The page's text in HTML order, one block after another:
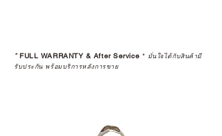
*FULL WARRANTY & After Service * มั่นใจได้กับสินค้ามี
รับประกัน พร้อมบริการหลังการขาย